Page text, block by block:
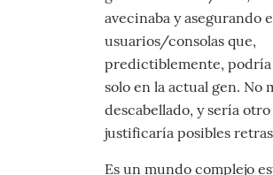
avecinaba y asegurando
usuarios/consolas que,
predictiblemente,
solo en la actual gen. No
descabellado, y sería
justificaría posibles
Es un mundo complejo